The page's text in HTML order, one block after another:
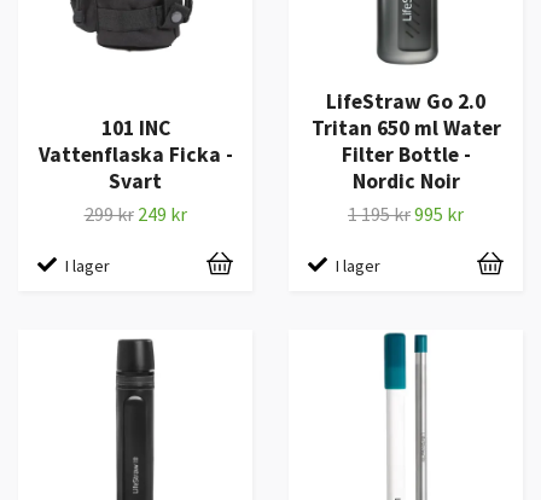
101 INC
Vattenflaska Ficka -
Svart
299 kr 249 kr
I lager
LifeStraw Go 2.0
Tritan 650 ml Water
Filter Bottle -
Nordic Noir
1 195 kr995 kr
I lager